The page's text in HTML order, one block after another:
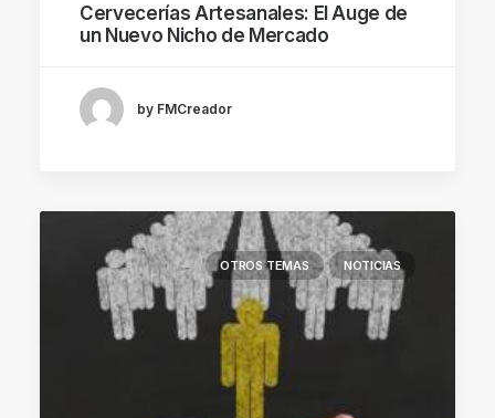
Cervecerías Artesanales: El Auge de
un Nuevo Nicho de Mercado
by FMCreador
OTROS TEMAS NOTICIAS